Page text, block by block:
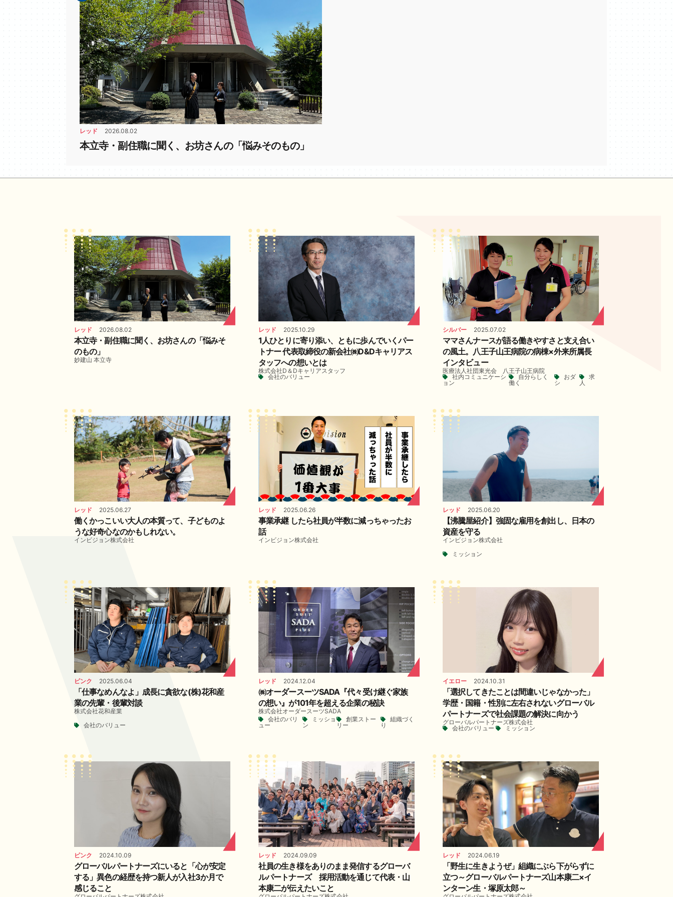
レッド 2026.08.02
本立寺・副住職に聞く、お坊さんの「悩みそのもの」
レッド 2026.08.02
本立寺・副住職に聞く、お坊さんの「悩みそ
のもの」
妙建山 本立寺
レッド 2025.10.29
1人ひとりに寄り添い、ともに歩んでいくパー
トナー 代表取締役の新会社㈱D&Dキャリアス
タッフへの想いとは
株式会社D＆Dキャリアスタッフ
会社のバリュー
シルバー 2025.07.02
ママさんナースが語る働きやすさと支え合い
の風土。八王子山王病院の病棟×外来所属長
インタビュー
医療法人社団東光会 八王子山王病院
社内コミュニケーシ
ョン
自分らしく
働く
おダ
シ
求
人
レッド 2025.06.27
働くかっこいい大人の本質って、子どものよ
うな好奇心なのかもしれない。
インビジョン株式会社
レッド 2025.06.26
事業承継 したら社員が半数に減っちゃったお
話
インビジョン株式会社
レッド 2025.06.20
【沸騰屋紹介】強固な雇用を創出し、日本の
資産を守る
インビジョン株式会社
ミッション
ピンク 2025.06.04
「仕事なめんなよ」成長に貪欲な(株)花和産
業の先輩・後輩対談
株式会社花和産業
会社のバリュー
レッド 2024.12.04
㈱オーダースーツSADA『代々受け継ぐ家族
の想い』が101年を超える企業の秘訣
株式会社オーダースーツSADA
会社のバリ
ュー
ミッショ
ン
創業ストー
リー
組織づく
り
イエロー 2024.10.31
「選択してきたことは間違いじゃなかった」
学歴・国籍・性別に左右されないグローバル
パートナーズで社会課題の解決に向かう
グローバルパートナーズ株式会社
会社のバリュー
ミッション
ピンク 2024.10.09
グローバルパートナーズにいると「心が安定
する」異色の経歴を持つ新人が入社3か月で
感じること
レッド 2024.09.09
社員の生き様をありのまま発信するグローバ
ルパートナーズ 採用活動を通じて代表・山
本康二が伝えたいこと
レッド 2024.06.19
「野生に生きようぜ」組織にぶら下がらずに
立つ～グローバルパートナーズ山本康二×イ
ンターン生・塚原太郎～